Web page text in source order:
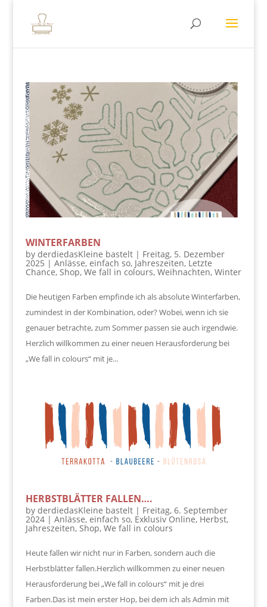
WINTERFARBEN
by derdiedasKleine bastelt| Freitag, 5. Dezember
2025 | Anlässe, einfach so, Jahreszeiten, Letzte
Chance, Shop, We fall in colours, Weihnachten, Winter
Die heutigen Farben empfinde ich als absolute Winterfarben,
zumindest in der Kombination, oder? Wobei, wenn ich sie
genauer betrachte, zum Sommer passen sie auch irgendwie.
Herzlich willkommen zu einer neuen Herausforderung bei
„We fall in colours“ mit je...
HERBSTBLÄTTER FALLEN….
by derdiedasKleine bastelt| Freitag, 6. September
2024| Anlässe, einfach so, Exklusiv Online, Herbst,
Jahreszeiten, Shop, We fall in colours
Heute fallen wir nicht nur in Farben, sondern auch die
Herbstblätter fallen.Herzlich willkommen zu einer neuen
Herausforderung bei „We fall in colours“ mit je drei
Farben.Das ist mein erster Hop, bei dem ich als Admin mit